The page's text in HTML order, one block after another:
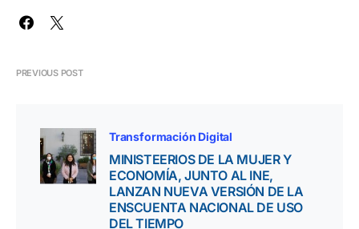
PREVIOUS POST
Transformación Digital
MINISTEERIOS DE LA MUJER Y
ECONOMÍA, JUNTO AL INE,
LANZAN NUEVA VERSIÓN DE LA
ENSCUENTA NACIONAL DE USO
DEL TIEMPO